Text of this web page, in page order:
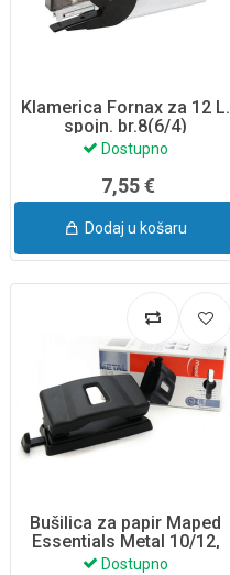
Klamerica Fornax za 12 L.
spojn. br.8(6/4)
Dostupno
7,55 €
Dodaj u košaru
Bušilica za papir Maped
Essentials Metal 10/12,
crna
Dostupno